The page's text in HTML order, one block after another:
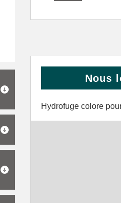
Nous
Hydrofuge colore